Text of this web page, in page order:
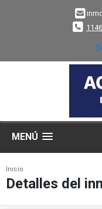
MENÚ
Inicio
Detalles del